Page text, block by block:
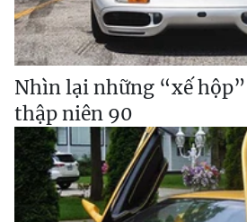
Nhìn lại những “xế
thập niên 90